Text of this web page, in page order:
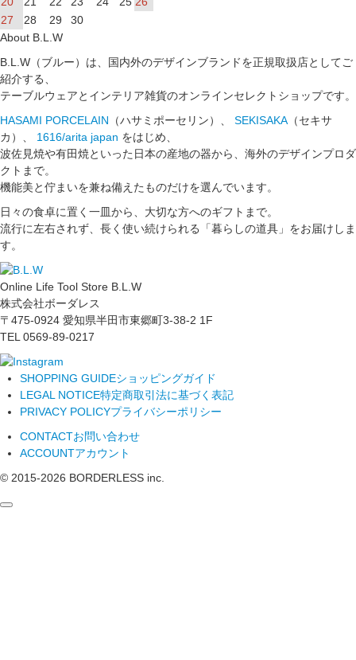
27
28 29
30
About B.L.W
B.L.W（ブルー）は、国内外のデザインブランドを正規取扱店としてご
紹介する、
テーブルウェアとインテリア雑貨のオンラインセレクトショップです。
HASAMI PORCELAIN （ハサミポーセリン）、 SEKISAKA（セキサ
カ）、 1616/arita japan をはじめ、
波佐見焼や有田焼といった日本の産地の器から、海外のデザインプロダ
クトまで。
機能美と佇まいを兼ね備えたものだけを選んでいます。
日々の食卓に置く一皿から、大切な方へのギフトまで。
流行に左右されず、長く使い続けられる「暮らしの道具」をお届けしま
す。
Online Life Tool Store B.L.W
株式会社ボーダレス
〒475-0924 愛知県半田市東郷町3-38-2 1F
TEL 0569-89-0217
SHOPPING GUIDEショッピングガイド
LEGAL NOTICE特定商取引法に基づく表記
PRIVACY POLICYプライバシーポリシー
CONTACTお問い合わせ
ACCOUNTアカウント
© 2015-2026 BORDERLESS inc.